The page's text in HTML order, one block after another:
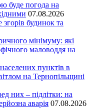
буде погода на
07.08.2026
будинок та
мінімуму: які
маловоддя на
пунктів в
на Тернопільщині
них – підлітки: на
аварія 07.08.2026